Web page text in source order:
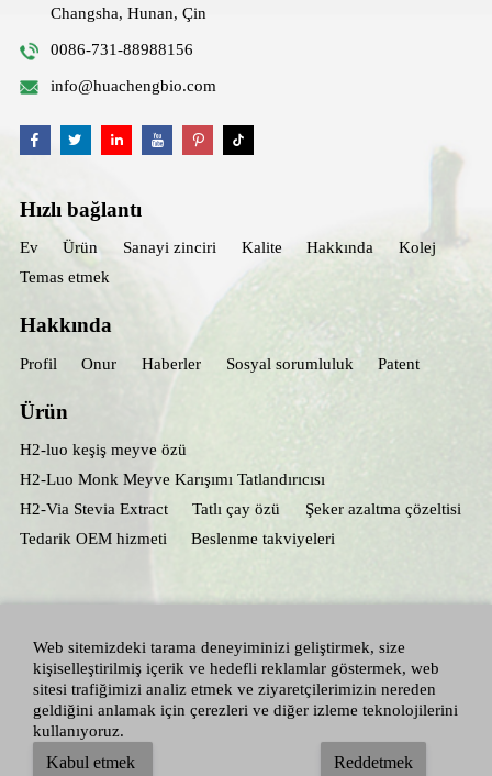
Changsha, Hunan, Çin
0086-731-88988156
info@huachengbio.com
Hızlı bağlantı
Ev Ürün Sanayi zinciri Kalite Hakkında
Kolej
Temas etmek
Hakkında
Profil Onur Haberler Sosyal sorumluluk Patent
Ürün
H2-luo keşiş meyve özü
H2-Luo Monk Meyve Karışımı Tatlandırıcısı
H2-Via Stevia Extract
Tatlı çay özü
Şeker azaltma çözeltisi
Tedarik OEM hizmeti
Beslenme takviyeleri
Yer haritası
Şartlar ve koşullar|Blog
Web sitemizdeki tarama deneyiminizi geliştirmek, size
kişiselleştirilmiş içerik ve hedefli reklamlar göstermek, web
sitesi trafiğimizi analiz etmek ve ziyaretçilerimizin nereden
geldiğini anlamak için çerezleri ve diğer izleme teknolojilerini
kullanıyoruz.
Kabul etmek Reddetmek